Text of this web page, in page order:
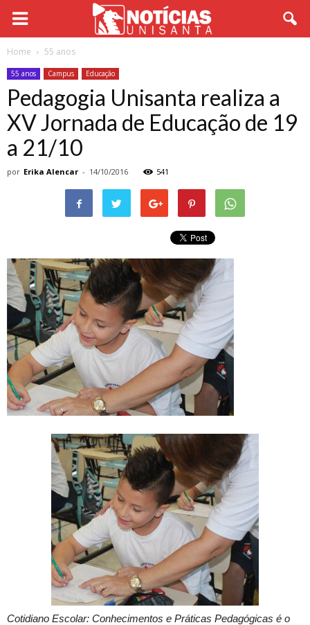
Home 55 anos
55 anos Campus Educação
Pedagogia Unisanta realiza a
XV Jornada de Educação de 19
a 21/10
por Erika Alencar - 14/10/2016 541
Cotidiano Escolar: Conhecimentos e Práticas Pedagógicas é o